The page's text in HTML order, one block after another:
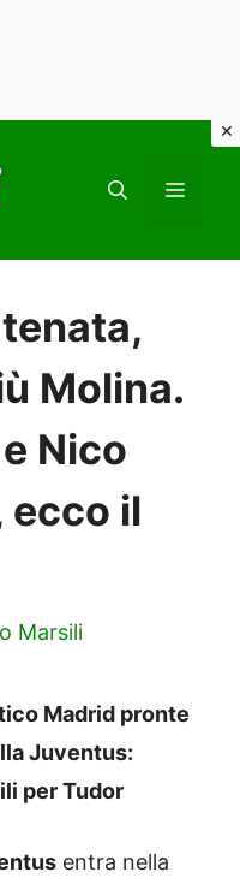
Molina.
Nico
ecco il
Marsili
Madrid pronte
Juventus:
per Tudor
entra nella